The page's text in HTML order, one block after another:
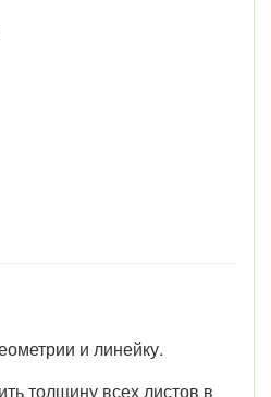
и линейку.
толщину всех листов в